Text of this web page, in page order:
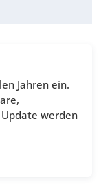
Jahren ein.
werden